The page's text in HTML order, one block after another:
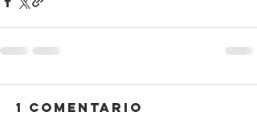
1 comentario